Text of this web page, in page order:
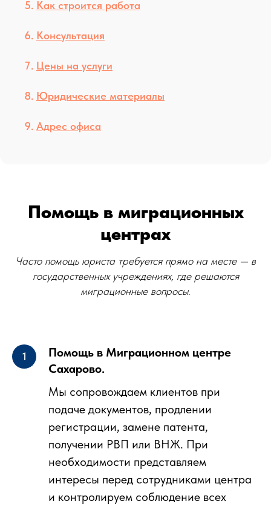
Как строится работа
Консультация
Цены на услуги
Юридические материалы
Адрес офиса
Помощь в миграционных
центрах
Часто помощь юриста требуется прямо на месте — в
государственных учреждениях, где решаются
миграционные вопросы.
Помощь в Миграционном центре
Сахарово.
Мы сопровождаем клиентов при
подаче документов, продлении
регистрации, замене патента,
получении РВП или ВНЖ. При
необходимости представляем
интересы перед сотрудниками центра
и контролируем соблюдение всех